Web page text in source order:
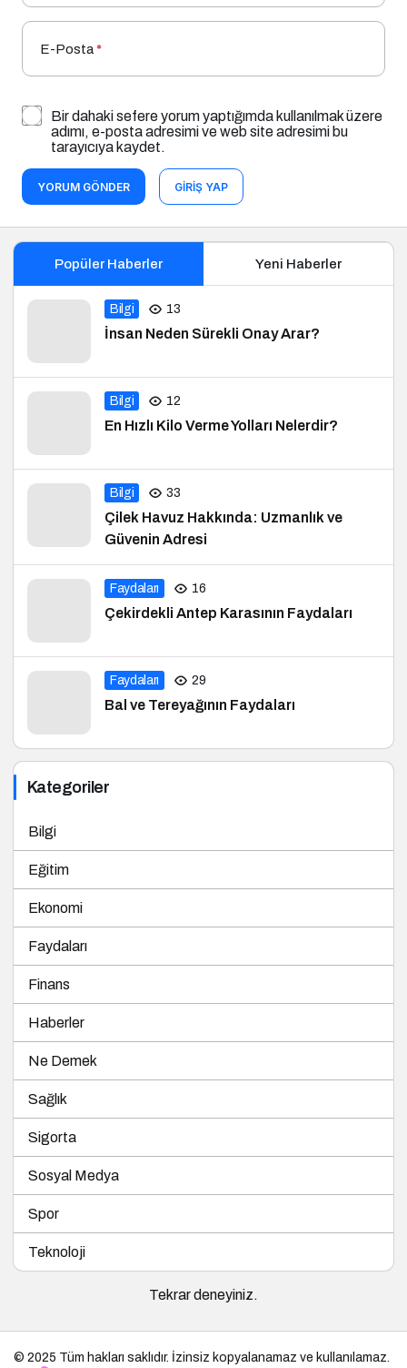
E-Posta*
Bir dahaki sefere yorum yaptığımda kullanılmak üzere
adımı, e-posta adresimi ve web site adresimi bu
tarayıcıya kaydet.
YORUM GÖNDER GIRIŞ YAP
Popüler Haberler Yeni Haberler
Bilgi 13
İnsan Neden Sürekli Onay Arar?
Bilgi 12
En Hızlı Kilo Verme Yolları Nelerdir?
Bilgi 33
Çilek Havuz Hakkında: Uzmanlık ve
Güvenin Adresi
Faydaları 16
Çekirdekli Antep Karasının Faydaları
Faydaları 29
Bal ve Tereyağının Faydaları
Kategoriler
Bilgi
Eğitim
Ekonomi
Faydaları
Finans
Haberler
Ne Demek
Sağlık
Sigorta
Sosyal Medya
Spor
Teknoloji
Tekrar deneyiniz.
© 2025 Tüm hakları saklıdır. İzinsiz kopyalanamaz ve kullanılamaz.